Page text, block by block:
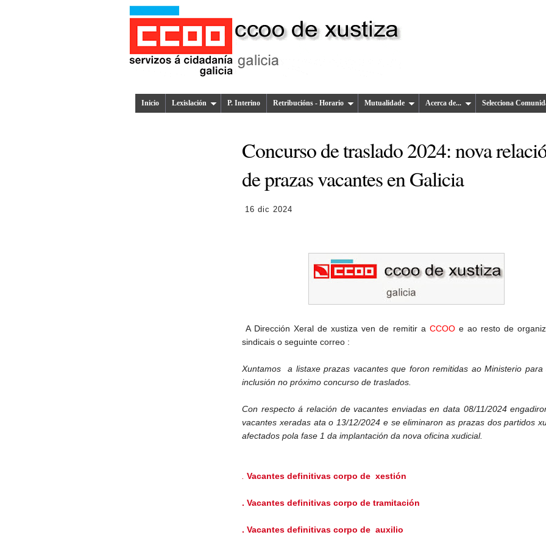
Inicio Lexislación P. Interino Retribucións - Horario Mutualidade Acerca de... Selecciona
Concurso de traslado 2024: nova
de prazas vacantes en Galicia
16 dic 2024
A Dirección Xeral de xustiza ven de remitir a CCOOe ao resto de
sindicais o seguinte correo :
Xuntamos a listaxe prazas vacantes que foron remitidas ao Ministerio para
inclusión no próximo concurso de traslados
Con respecto á relación de vacantes enviadas en data 08/11/2024
vacantes xeradas ata o 13/12/2024 e se eliminaron as prazas dos partidos
afectados pola fase 1 da implantación da nova oficina xudicial.
Vacantes definitivas corpo de xestión
. Vacantes definitivas corpo de tramitación
. Vacantes definitivas corpo de auxilio